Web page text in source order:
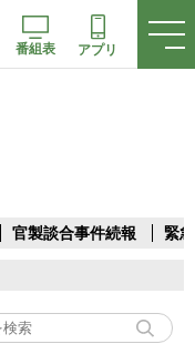
番組表 アプリ
官製談合事件続報 緊